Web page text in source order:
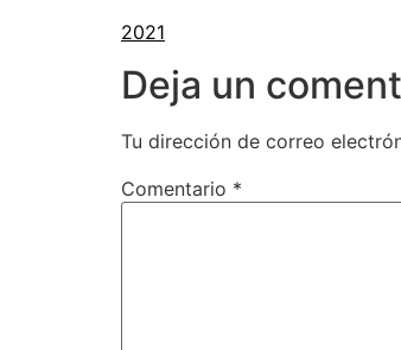
Deja un
Tu dirección de correo
Comentario *